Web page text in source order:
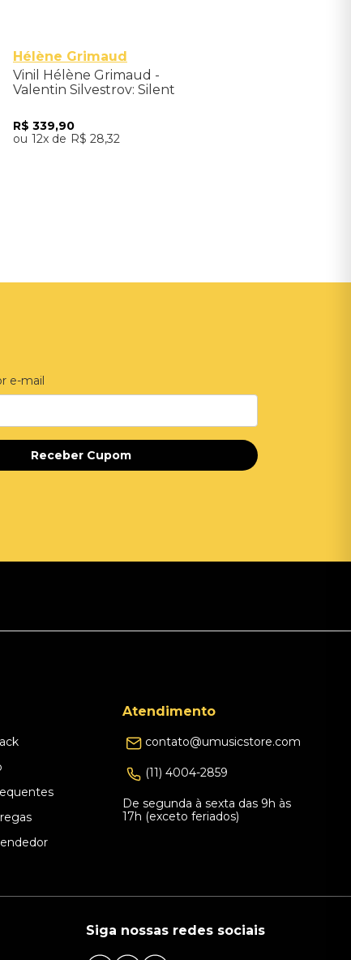
Hélène Grimaud
Vinil Hélène Grimaud -
Valentin Silvestrov: Silent
R$ 339,90
12
R$ 28,32
e-mail
Receber Cupom
Atendimento
contato@umusicstore.com
(11) 4004-2859
De segunda à sexta das 9h às
17h (exceto feriados)
Siga nossas redes sociais